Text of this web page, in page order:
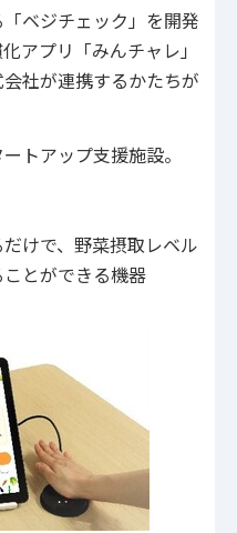
ベジチェック」を開発
アプリ「みんチャレ」
社が連携するかたちが
トアップ支援施設。
けで、野菜摂取レベル
とができる機器